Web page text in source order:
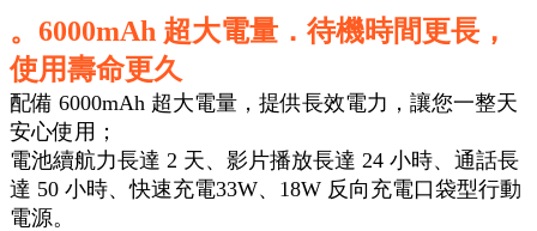
。6000mAh 超大電量 ． 待機時間更長，
使用壽命更久
配備 6000mAh 超大電量，提供長效電力，讓您一整天
安心使用；
電池續航力長達 2 天、影片播放長達 24 小時、通話長
達 50 小時、快速充電33W、 18W 反向充電口袋型行動
電源。